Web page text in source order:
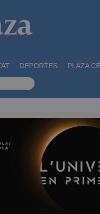
DEPORTES PLAZA